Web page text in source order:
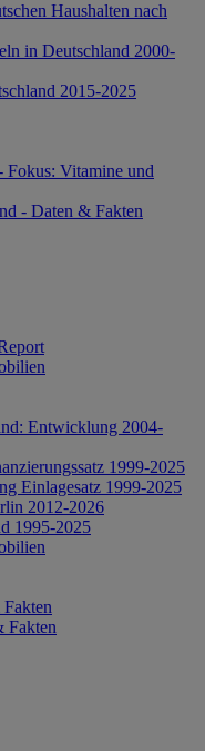
Haushalten nach
in Deutschland 2000-
2015-2025
Fokus: Vitamine und
- Daten & Fakten
Entwicklung 2004-
1999-2025
Einlagesatz 1999-2025
2012-2026
1995-2025
Fakten